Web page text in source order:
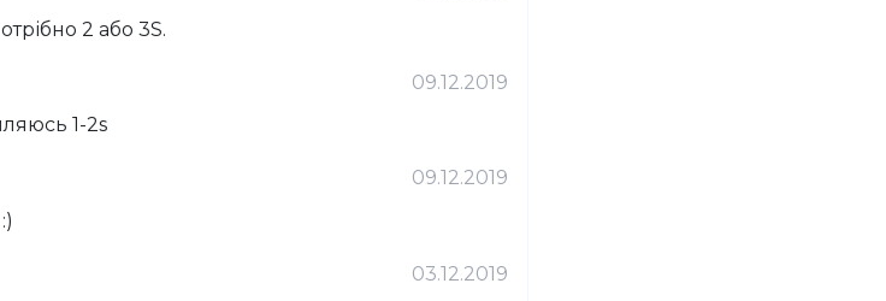
2 або 3S.
09.12.2019
1-2s
09.12.2019
03.12.2019